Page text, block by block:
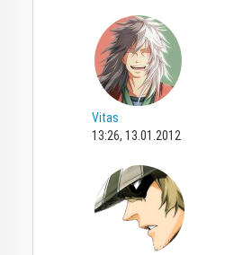
Vitas
13:26, 13.01.2012